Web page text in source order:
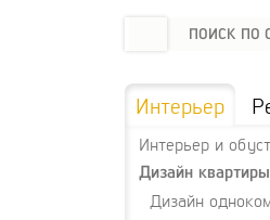
Интерьер
Интерьер и
Дизайн квартиры
Дизайн